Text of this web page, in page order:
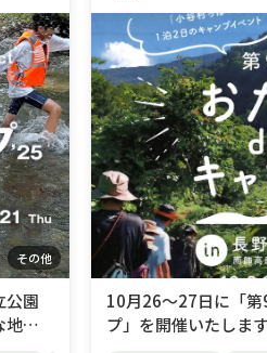
その他
公園
地域
10月26～27日に「
プ」を開催いたしま